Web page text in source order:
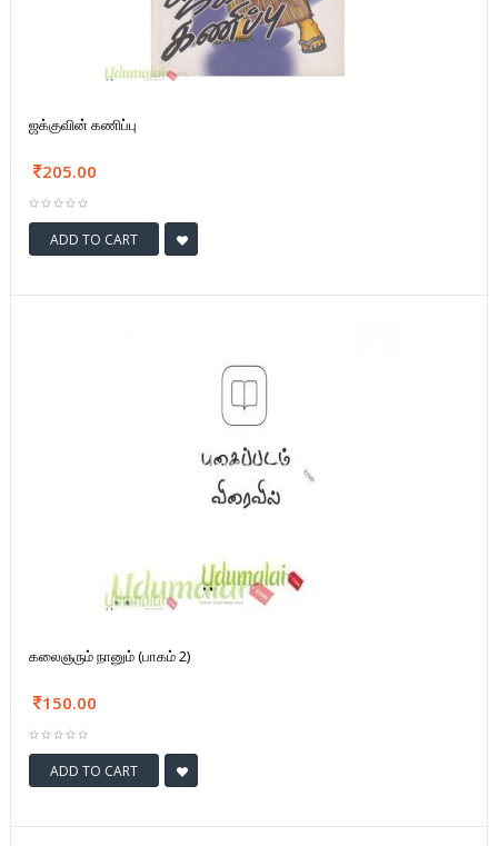
ஜக்குவின் கணிப்பு
205.00
ADD TO CART
கலைஞரும் நானும் (பாகம் 2)
150.00
ADD TO CART